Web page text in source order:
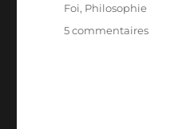
Catégories
Foi, Philosophie
5 commentairessur